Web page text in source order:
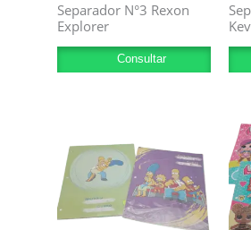
Separador N°3 Rexon
Explorer
Consultar